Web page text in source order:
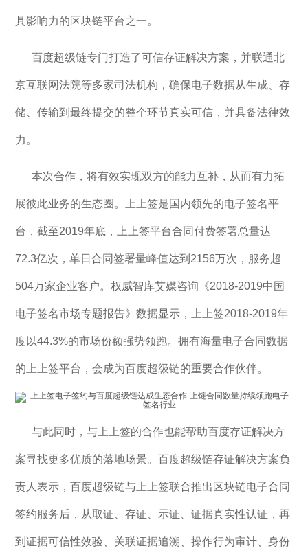
具影响力的区块链平台之一。
百度超级链专门打造了可信存证解决方案，并联通北
京互联网法院等多家司法机构，确保电子数据从生成、存
储、传输到最终提交的整个环节真实可信，并具备法律效
力。
本次合作，将有效实现双方的能力互补，从而有力拓
展彼此业务的生态圈。上上签是国内领先的电子签名平
台，截至2019年底，上上签平台合同付费签署总量达
72.3亿次，单日合同签署量峰值达到2156万次，服务超
504万家企业客户。权威智库艾媒咨询《2018-2019中国
电子签名市场专题报告》数据显示，上上签2018-2019年
度以44.3%的市场份额强势领跑。拥有海量电子合同数据
的上上签平台，会成为百度超级链的重要合作伙伴。
与此同时，与上上签的合作也能帮助百度存证解决方
案寻找更多优质的落地场景。百度超级链存证解决方案负
责人表示，百度超级链与上上签联合推出区块链电子合同
签约服务后，从取证、存证、示证、证据真实性认证，再
到证据可信性效验、关联证据追溯、操作行为审计、身份